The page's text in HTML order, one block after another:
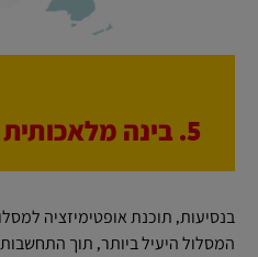
5. בינה מלאכותית
בנסיעות, תוכנת אופטימיזציה
המסלול היעיל ביותר, תוך